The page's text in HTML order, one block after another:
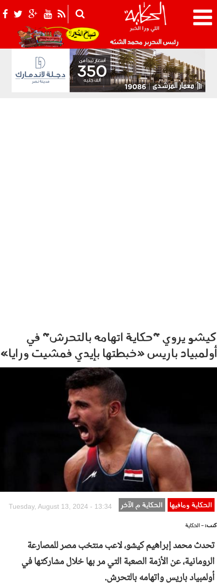
رئيس التحرير محمد الشبّه 021_2.png
كيشو يروي "حكاية اتهامه بالتحرش" في
أولمبياد باريس «خبطتها بإيدي فمشيت ورايا»
الحكاية ومافيها الحكاية م الآخر Tuesday, August 13, 2024 - 13:34
كتب:- الحكاية
تحدث محمد إبراهيم كيشو، لاعب منتخب مصر للمصارعة
الرومانية، عن الأزمة الصعبة التي مر بها خلال مشاركتها في
أولمبياد باريس واتهامه بالتحرش.